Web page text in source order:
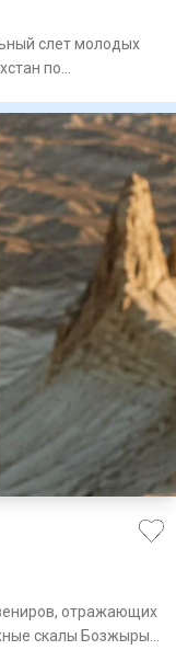
слет молодых
по
отражающих
скалы Бозжыры,